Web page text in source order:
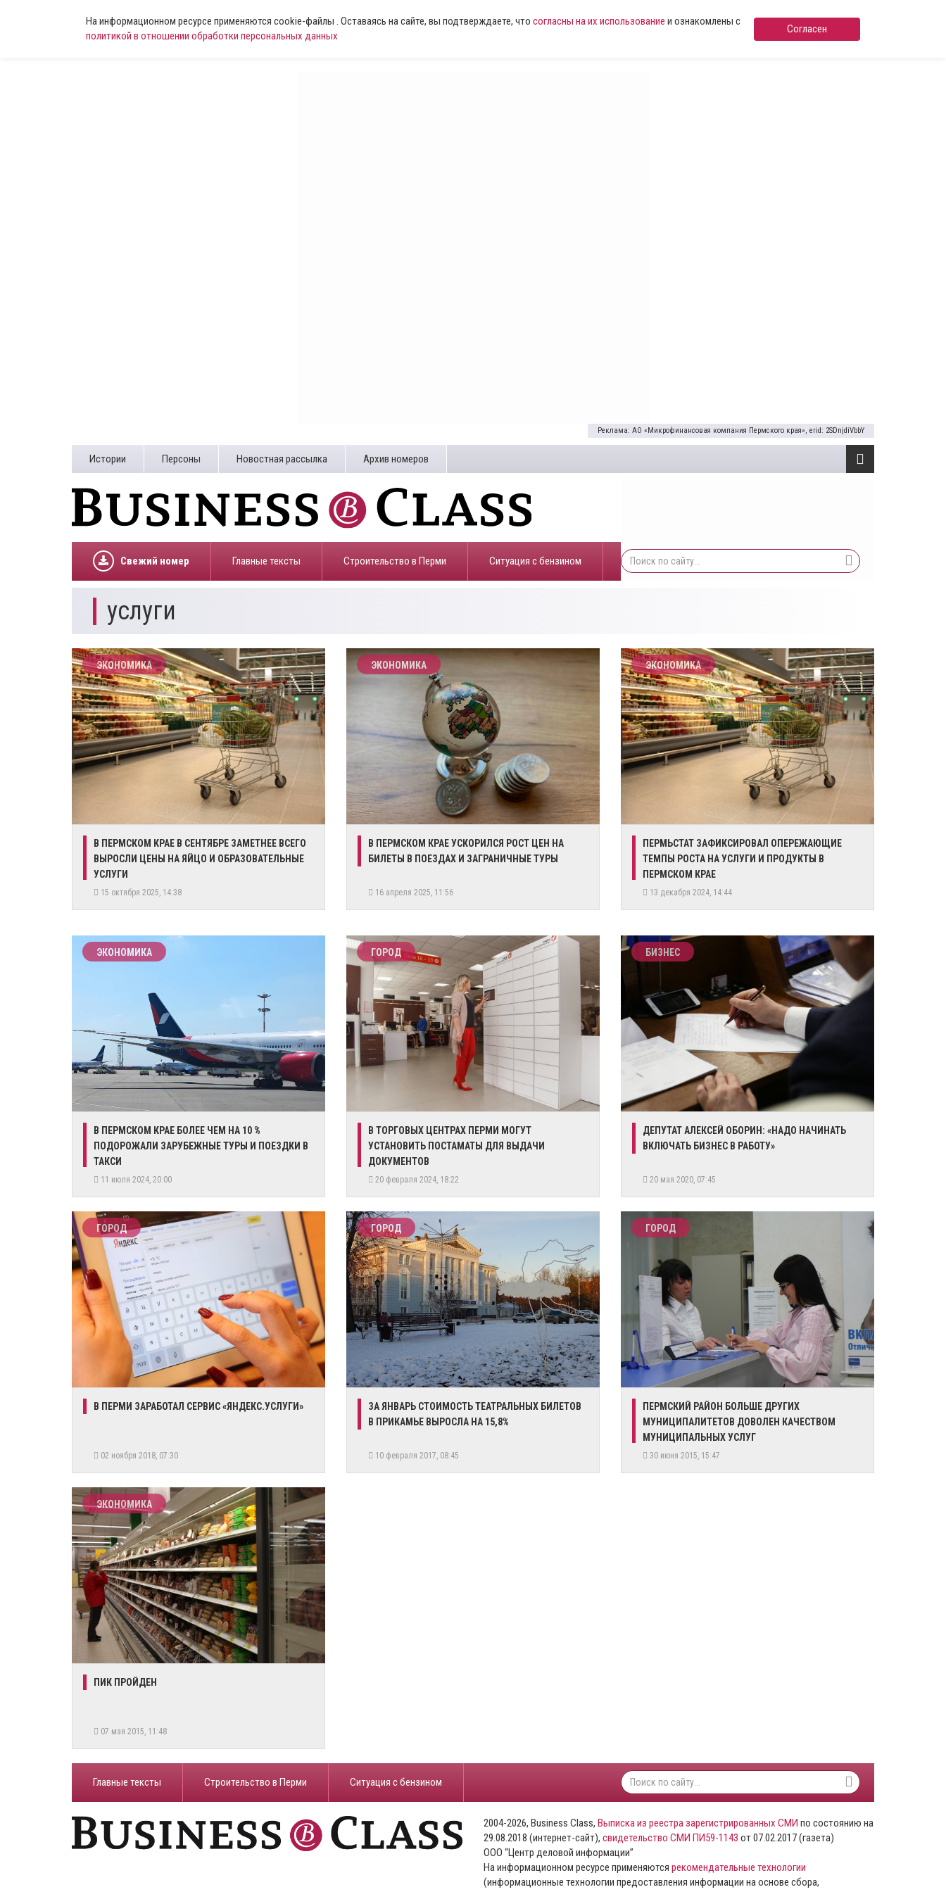
На информационном ресурсе применяются cookie-файлы . Оставаясь на сайте, вы подтверждаете, что согласны на их использование и ознакомлены с
политикой в отношении обработки персональных данных
Согласен
Реклама: АО «Микрофинансовая компания Пермского края», erid: 2SDnjdiVbbY
Истории Персоны Новостная рассылка Архив номеров
Свежий номер Главные тексты Строительство в Перми ​Ситуация с бензином
услуги
ЭКОНОМИКА
В ПЕРМСКОМ КРАЕ В СЕНТЯБРЕ ЗАМЕТНЕЕ ВСЕГО
ВЫРОСЛИ ЦЕНЫ НА ЯЙЦО И ОБРАЗОВАТЕЛЬНЫЕ
УСЛУГИ
15 октября 2025, 14:38
ЭКОНОМИКА
В ПЕРМСКОМ КРАЕ УСКОРИЛСЯ РОСТ ЦЕН НА
БИЛЕТЫ В ПОЕЗДАХ И ЗАГРАНИЧНЫЕ ТУРЫ
16 апреля 2025, 11:56
ЭКОНОМИКА
​ПЕРМЬСТАТ ЗАФИКСИРОВАЛ ОПЕРЕЖАЮЩИЕ
ТЕМПЫ РОСТА НА УСЛУГИ И ПРОДУКТЫ В
ПЕРМСКОМ КРАЕ
13 декабря 2024, 14:44
ЭКОНОМИКА
​В ПЕРМСКОМ КРАЕ БОЛЕЕ ЧЕМ НА 10 %
ПОДОРОЖАЛИ ЗАРУБЕЖНЫЕ ТУРЫ И ПОЕЗДКИ В
ТАКСИ
11 июля 2024, 20:00
ГОРОД
В ТОРГОВЫХ ЦЕНТРАХ ПЕРМИ МОГУТ
УСТАНОВИТЬ ПОСТАМАТЫ ДЛЯ ВЫДАЧИ
ДОКУМЕНТОВ
20 февраля 2024, 18:22
БИЗНЕС
​ДЕПУТАТ АЛЕКСЕЙ ОБОРИН: «НАДО НАЧИНАТЬ
ВКЛЮЧАТЬ БИЗНЕС В РАБОТУ»
20 мая 2020, 07:45
ГОРОД
В ПЕРМИ ЗАРАБОТАЛ СЕРВИС «ЯНДЕКС.УСЛУГИ»
02 ноября 2018, 07:30
ГОРОД
ЗА ЯНВАРЬ СТОИМОСТЬ ТЕАТРАЛЬНЫХ БИЛЕТОВ
В ПРИКАМЬЕ ВЫРОСЛА НА 15,8%
10 февраля 2017, 08:45
ГОРОД
ПЕРМСКИЙ РАЙОН БОЛЬШЕ ДРУГИХ
МУНИЦИПАЛИТЕТОВ ДОВОЛЕН КАЧЕСТВОМ
МУНИЦИПАЛЬНЫХ УСЛУГ
30 июня 2015, 15:47
ЭКОНОМИКА
ПИК ПРОЙДЕН
07 мая 2015, 11:48
Главные тексты Строительство в Перми ​Ситуация с бензином
2004-2026, Business Class, Выписка из реестра зарегистрированных СМИ по состоянию на
29.08.2018 (интернет-сайт), свидетельство СМИ ПИ59-1143 от 07.02.2017 (газета)
ООО “Центр деловой информации”
На информационном ресурсе применяются рекомендательные технологии
(информационные технологии предоставления информации на основе сбора,